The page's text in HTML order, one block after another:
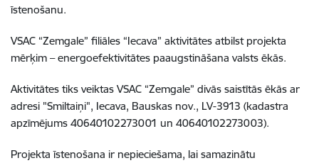
īstenošanu.
VSAC “Zemgale” filiāles “Iecava” aktivitātes atbilst projekta
mērķim – energoefektivitātes paaugstināšana valsts ēkās.
Aktivitātes tiks veiktas VSAC “Zemgale” divās saistītās ēkās ar
adresi "Smiltaiņi", Iecava, Bauskas nov., LV-3913 (kadastra
apzīmējums 40640102273001 un 40640102273003).
Projekta īstenošana ir nepieciešama, lai samazinātu